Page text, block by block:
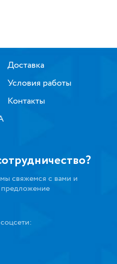
Доставка
Условия работы
Контакты
свяжемся с вами и
предложение